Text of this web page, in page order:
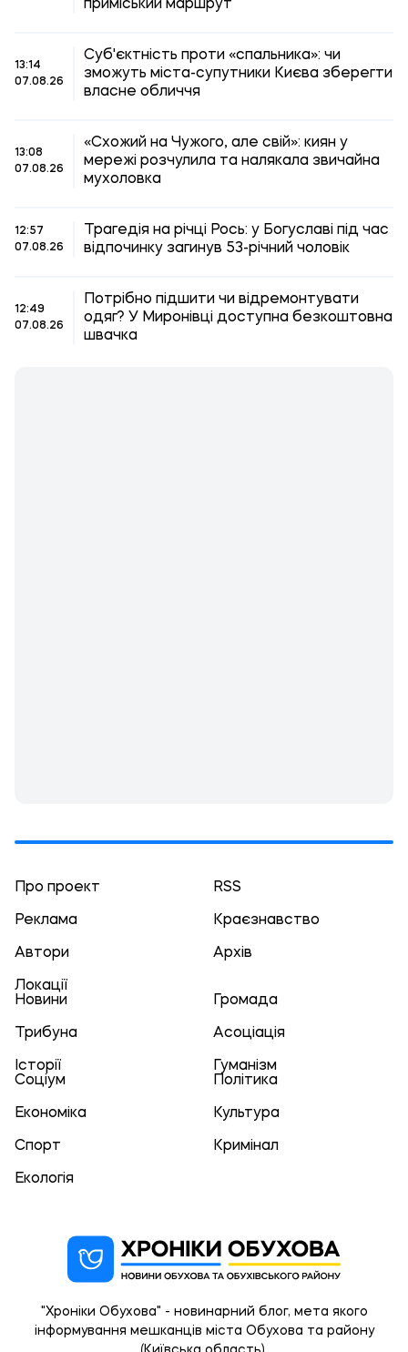
приміський маршрут
13:14
07.08.26
Суб'єктність проти «спальника»: чи
зможуть міста-супутники Києва зберегти
власне обличчя
13:08
07.08.26
«Схожий на Чужого, але свій»: киян у
мережі розчулила та налякала звичайна
мухоловка
12:57
07.08.26
Трагедія на річці Рось: у Богуславі під час
відпочинку загинув 53-річний чоловік
12:49
07.08.26
Потрібно підшити чи відремонтувати
одяг? У Миронівці доступна безкоштовна
швачка
Про проект RSS
Реклама Краєзнавство
Автори Архів
Локації
Новини
Громада
Трибуна Асоціація
Історії
Гуманізм
Соціум
Політика
Економіка Культура
Спорт Кримінал
Екологія
"Хроніки Обухова" - новинарний блог, мета якого
інформування мешканців міста Обухова та району